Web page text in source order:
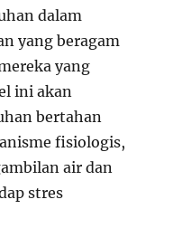
dalam
yang beragam
yang
ini akan
bertahan
fisiologis,
air dan
stres